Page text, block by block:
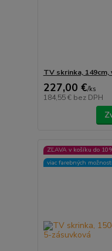
TV skrinka, 149cm,
227,00 €/ks
184,55 € bez DPH
ZĽAVA v košíku do
viac farebných